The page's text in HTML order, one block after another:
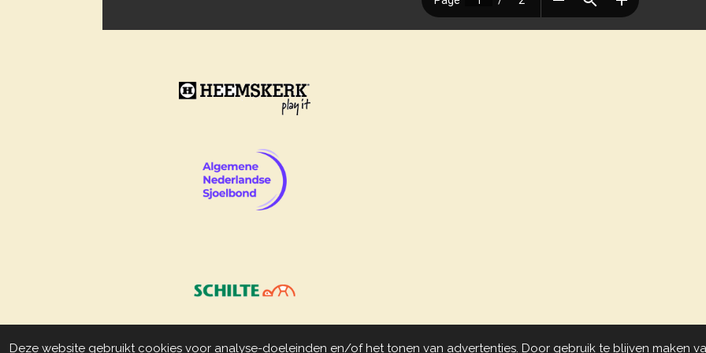
Deze website gebruikt cookies voor analyse-doeleinden en/of het tonen van advertenties. Door gebruik te blijven maken
© 2009 - 2026 Sjoelclub-aalsmeer.nl